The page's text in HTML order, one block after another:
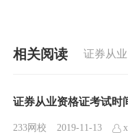
相关阅读 证券从
证券从业资格证考试时
233网校 2019-11-13